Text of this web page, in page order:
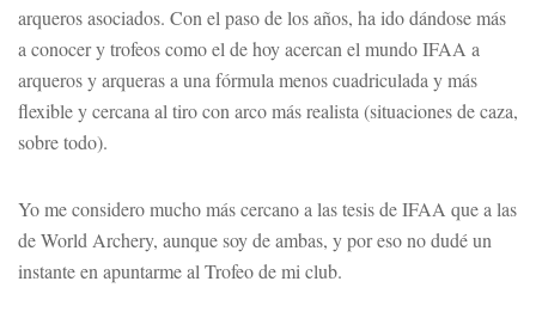
arqueros asociados. Con el paso de los años, ha ido dándose más
a conocer y trofeos como el de hoy acercan el mundo IFAA a
arqueros y arqueras a una fórmula menos cuadriculada y más
flexible y cercana al tiro con arco más realista (situaciones de caza,
sobre todo).
Yo me considero mucho más cercano a las tesis de IFAA que a las
de World Archery, aunque soy de ambas, y por eso no dudé un
instante en apuntarme al Trofeo de mi club.